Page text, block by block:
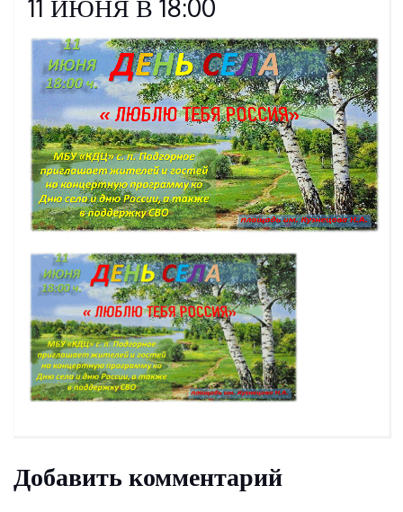
11 ИЮНЯ В 18:00
Добавить комментарий